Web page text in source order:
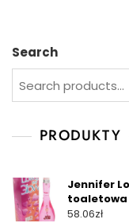
Search
PRODUKTY
Jennifer
toaletowa
58.06zł